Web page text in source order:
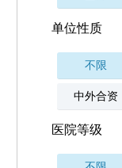
单位性质
不限
中外合资
医院等级